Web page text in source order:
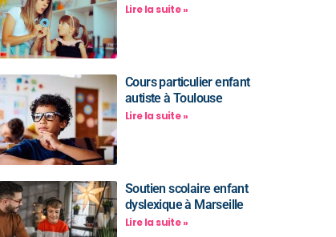
Lire la suite »
Cours particulier enfant
autiste à Toulouse
Lire la suite »
Soutien scolaire enfant
dyslexique à Marseille
Lire la suite »